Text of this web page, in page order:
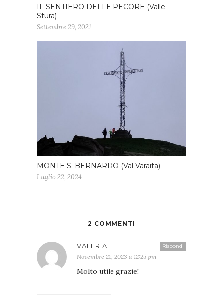
IL SENTIERO DELLE PECORE (Valle
Stura)
Settembre 29, 2021
MONTE S. BERNARDO (Val Varaita)
Luglio 22, 2024
2 COMMENTI
Rispondi
VALERIA
Novembre 25, 2023 a 12:25 pm
Molto utile grazie!